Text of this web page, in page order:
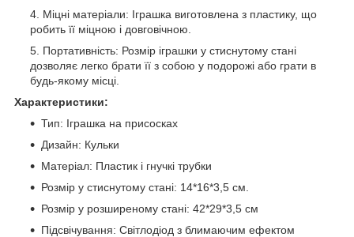
Міцні матеріали: Іграшка виготовлена з пластику, що
робить її міцною і довговічною.
Портативність: Розмір іграшки у стиснутому стані
дозволяє легко брати її з собою у подорожі або грати в
будь-якому місці.
Характеристики:
Тип: Іграшка на присосках
Дизайн: Кульки
Матеріал: Пластик і гнучкі трубки
Розмір у стиснутому стані: 14*16*3,5 см.
Розмір у розширеному стані: 42*29*3,5 см
Підсвічування: Світлодіод з блимаючим ефектом